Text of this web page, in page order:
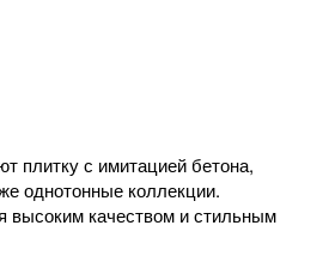
плитку с имитацией бетона,
однотонные коллекции.
высоким качеством и стильным